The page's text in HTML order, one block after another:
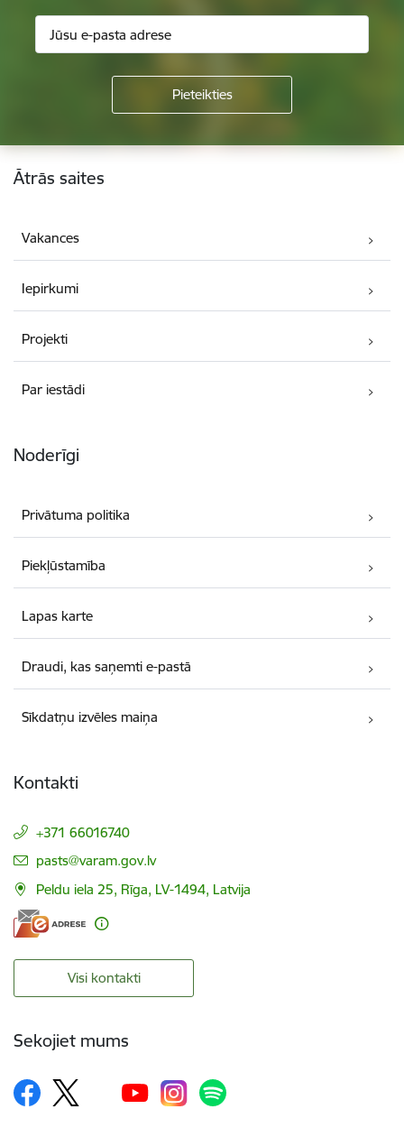
Kājene
Ātrās saites
Vakances
Iepirkumi
Projekti
Par iestādi
Noderīgi
Privātuma politika
Piekļūstamība
Lapas karte
Draudi, kas saņemti e-pastā
Sīkdatņu izvēles maiņa
Kontakti
+371 66016740
E-pasts:
pasts@varam.gov.lv
Peldu iela 25, Rīga, LV-1494, Latvija
Visi kontakti
Sekojiet mums